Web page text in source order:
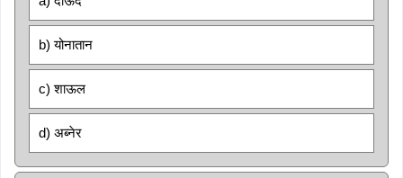
b) योनातान
c) शाऊल
d) अब्नेर